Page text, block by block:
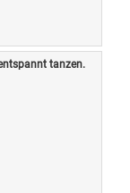
tanzen.